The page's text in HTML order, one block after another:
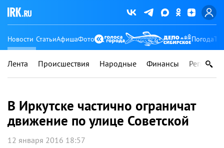
Новости СтатьиАфишаФото Погода
Лента Происшествия Народные Финансы Регионы
В Иркутске частично ограничат
движение по улице Советской
12 января 2016 18:57